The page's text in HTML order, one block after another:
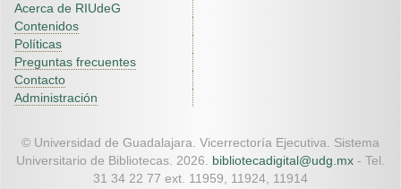
Acerca de RIUdeG
Contenidos
Políticas
Preguntas frecuentes
Contacto
Administración
© Universidad de Guadalajara. Vicerrectoría Ejecutiva. Sistema
Universitario de Bibliotecas. 2026. bibliotecadigital@udg.mx - Tel.
31 34 22 77 ext. 11959, 11924, 11914